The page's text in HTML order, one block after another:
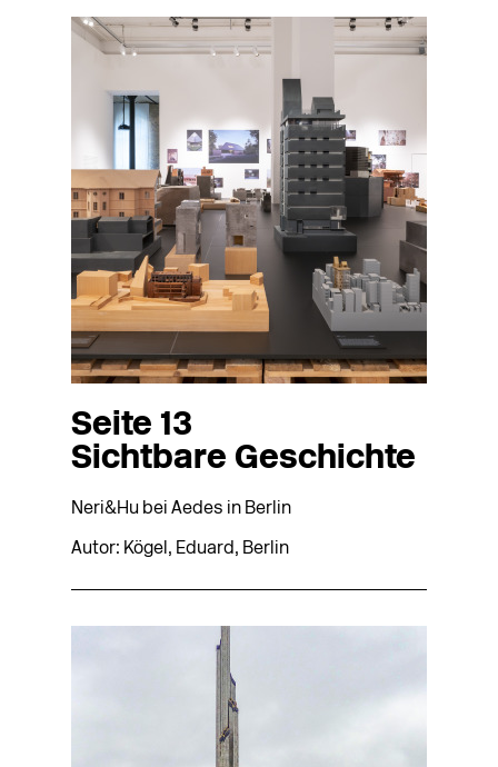
Seite 13
Sichtbare Geschichte
Neri&Hu bei Aedes in Berlin
Autor: Kögel, Eduard, Berlin